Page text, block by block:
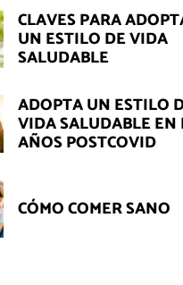
CLAVES PARA
UN ESTILO DE VIDA
SALUDABLE
ADOPTA UN ESTILO
VIDA SALUDABLE EN
AÑOS POSTCOVID
CÓMO COMER SANO